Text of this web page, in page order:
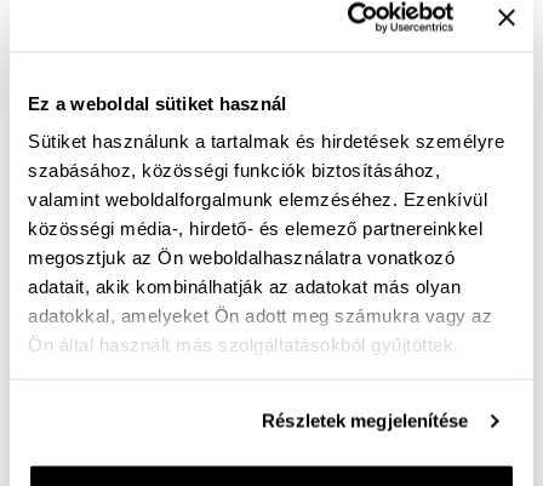
Ez a weboldal sütiket használ
Sütiket használunk a tartalmak és hirdetések személyre
szabásához, közösségi funkciók biztosításához,
valamint weboldalforgalmunk elemzéséhez. Ezenkívül
közösségi média-, hirdető- és elemező partnereinkkel
megosztjuk az Ön weboldalhasználatra vonatkozó
adatait, akik kombinálhatják az adatokat más olyan
adatokkal, amelyeket Ön adott meg számukra vagy az
Ön által használt más szolgáltatásokból gyűjtöttek.
Részletek megjelenítése
Sportos női szandál – kényelmes viselet sötétkék-
megjelenést és a praktikus kényelmet ötvözi egyetlen
stílusos modellben. A sötétkék és fehér színkombináció
friss, lendületes megjelenést ad, amely tökéletesen
illik a nyári hétköznapokhoz és aktív programokhoz is.
A bőr pántok kellemes viseletet és stabil tartást
biztosítanak, miközben a puha kialakítás egész napos
különösen kényelmessé teszi a járást, ráadásul